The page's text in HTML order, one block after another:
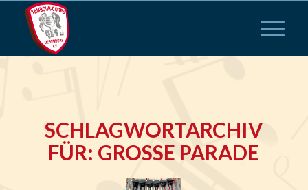
SCHLAGWORTARCHIV
FÜR: GROSSE PARADE